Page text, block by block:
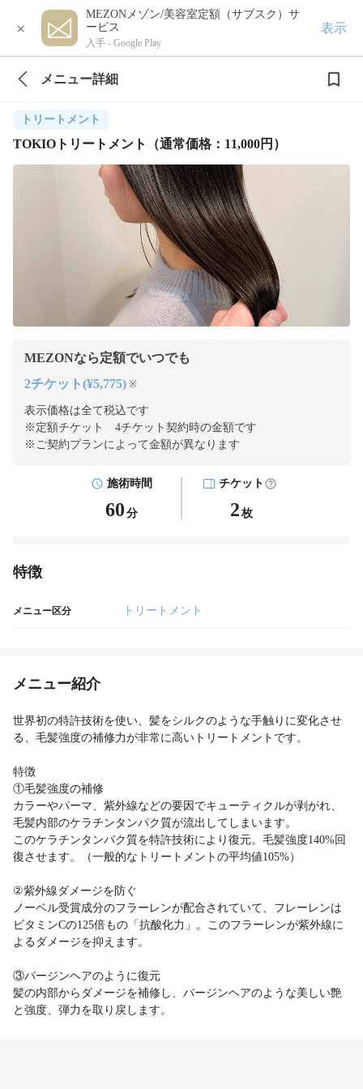
×
MEZONメゾン/美容室定額（サブスク）サ
ービス
入手 - Google Play
表示
メニュー詳細
トリートメント
TOKIOトリートメント（通常価格：11,000円）
MEZONなら定額でいつでも
2チケット(¥5,775) ※
表示価格は全て税込です
※定額チケット 4チケット契約時の金額です
※ご契約プランによって金額が異なります
施術時間
60 分
チケット
2 枚
特徴
メニュー区分 トリートメント
メニュー紹介
世界初の特許技術を使い、髪をシルクのような手触りに変化させ
る、毛髪強度の補修力が非常に高いトリートメントです。
特徴
①毛髪強度の補修
カラーやパーマ、紫外線などの要因でキューティクルが剥がれ、
毛髪内部のケラチンタンパク質が流出してしまいます。
このケラチンタンパク質を特許技術により復元。毛髪強度140%回
復させます。（一般的なトリートメントの平均値105%）
②紫外線ダメージを防ぐ
ノーベル受賞成分のフラーレンが配合されていて、フレーレンは
ビタミンCの125倍もの「抗酸化力」。このフラーレンが紫外線に
よるダメージを抑えます。
③バージンヘアのように復元
髪の内部からダメージを補修し、バージンヘアのような美しい艶
と強度、弾力を取り戻します。